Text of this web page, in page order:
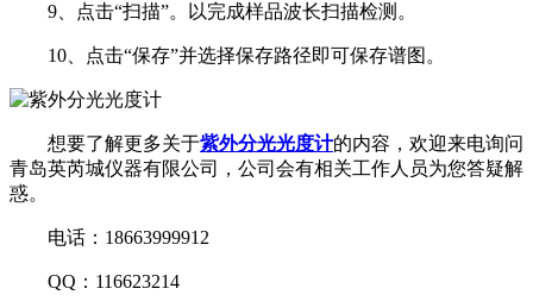
9、点击“扫描”。以完成样品波长扫描检测。
10、点击“保存”并选择保存路径即可保存谱图。
想要了解更多关于紫外分光光度计的内容，欢迎来电询问
青岛英芮城仪器有限公司，公司会有相关工作人员为您答疑解
惑。
电话：18663999912
QQ：116623214